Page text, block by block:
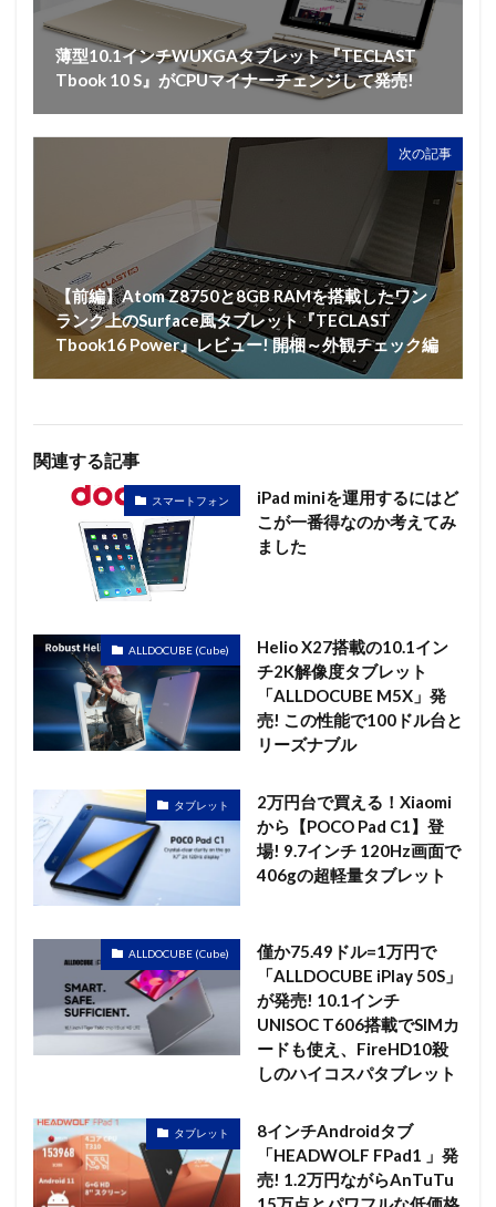
薄型10.1インチWUXGAタブレット 『TECLAST
Tbook 10 S』がCPUマイナーチェンジして発売!
次の記事
【前編】Atom Z8750と8GB RAMを搭載したワン
ランク上のSurface風タブレット『TECLAST
Tbook16 Power』レビュー! 開梱～外観チェック編
関連する記事
スマートフォン
iPad miniを運用するにはど
こが一番得なのか考えてみ
ました
ALLDOCUBE (Cube)
Helio X27搭載の10.1イン
チ2K解像度タブレット
「ALLDOCUBE M5X」発
売! この性能で100ドル台と
リーズナブル
タブレット
2万円台で買える！Xiaomi
から【POCO Pad C1】登
場! 9.7インチ 120Hz画面で
406gの超軽量タブレット
ALLDOCUBE (Cube)
僅か75.49ドル=1万円で
「ALLDOCUBE iPlay 50S」
が発売! 10.1インチ
UNISOC T606搭載でSIMカ
ードも使え、FireHD10殺
しのハイコスパタブレット
タブレット
8インチAndroidタブ
「HEADWOLF FPad1 」発
売! 1.2万円ながらAnTuTu